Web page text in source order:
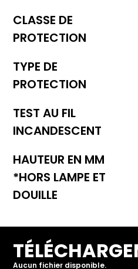
CLASSE DE
PROTECTION
TYPE DE
PROTECTION
TEST AU FIL
INCANDESCENT
HAUTEUR EN MM
*HORS LAMPE ET
DOUILLE
Aucun fichier disponible.